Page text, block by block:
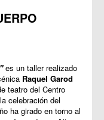
es un taller realizado
Raquel Garod
teatro del Centro
celebración del
ha girado en torno al